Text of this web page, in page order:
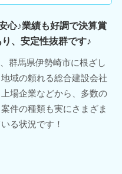
心♪業績も好調で決算賞
、安定性抜群です♪
群馬県伊勢崎市に根ざし
域の頼れる総合建設会社
場企業などから、多数の
件の種類も実にさまざま
る状況です！